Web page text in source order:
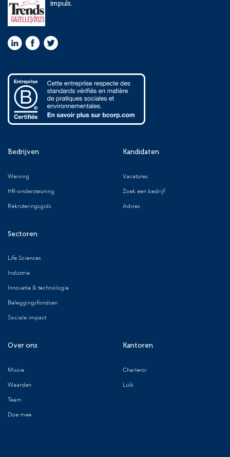
impuls.
Bedrijven
Werving
HR-ondersteuning
Rekruteringsgids
Sectoren
Life Sciences
Industrie
Innovatie & technologie
Beleggingsfondsen
Sociale impact
Kandidaten
Vacatures
Zoek een bedrijf
Advies
Over ons
Missie
Waarden
Team
Doe mee
Kantoren
Charleroi
Luik